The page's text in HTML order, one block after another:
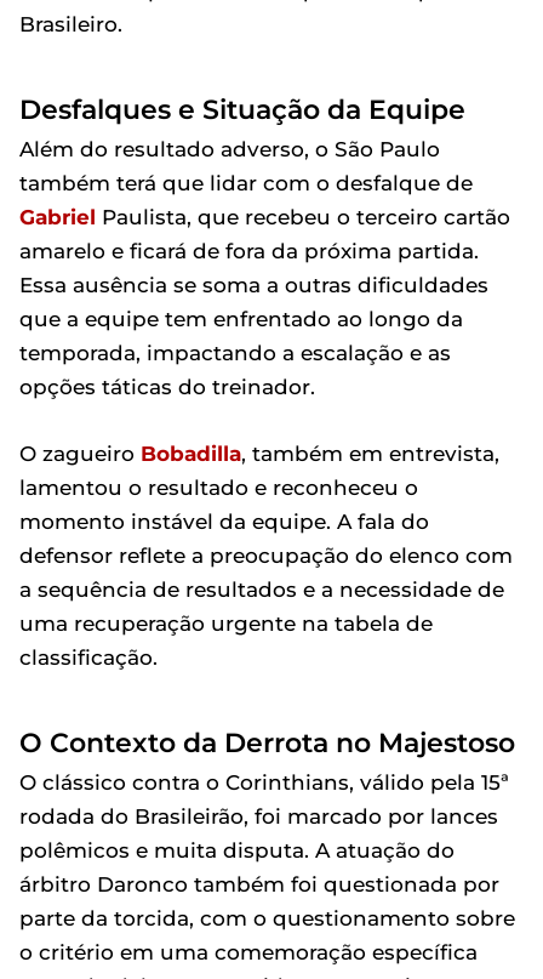
Brasileiro.
Desfalques e Situação da Equipe
Além do resultado adverso, o São Paulo
também terá que lidar com o desfalque de
Gabriel Paulista, que recebeu o terceiro cartão
amarelo e ficará de fora da próxima partida.
Essa ausência se soma a outras dificuldades
que a equipe tem enfrentado ao longo da
temporada, impactando a escalação e as
opções táticas do treinador.
O zagueiro Bobadilla, também em entrevista,
lamentou o resultado e reconheceu o
momento instável da equipe. A fala do
defensor reflete a preocupação do elenco com
a sequência de resultados e a necessidade de
uma recuperação urgente na tabela de
classificação.
O Contexto da Derrota no Majestoso
O clássico contra o Corinthians, válido pela 15ª
rodada do Brasileirão, foi marcado por lances
polêmicos e muita disputa. A atuação do
árbitro Daronco também foi questionada por
parte da torcida, com o questionamento sobre
o critério em uma comemoração específica